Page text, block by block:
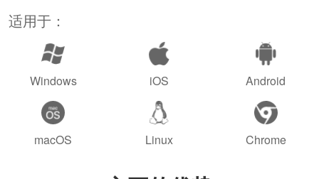
适用于：
Windows iOS Android
macOS Linux Chrome